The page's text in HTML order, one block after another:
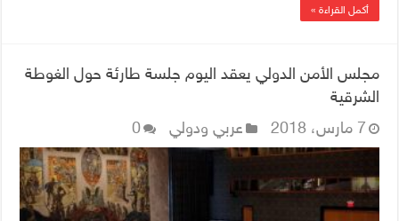
أكمل القراءة »
مجلس الأمن الدولي يعقد اليوم جلسة طارئة حول الغوطة
الشرقية
7 مارس، 2018
عربي ودولي 0